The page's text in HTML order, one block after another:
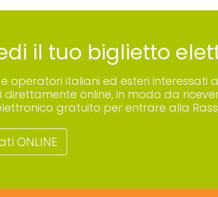
il tuo biglietto
operatori italiani ed esteri interessati
direttamente online, in modo da
gratuito per entrare alla
ONLINE